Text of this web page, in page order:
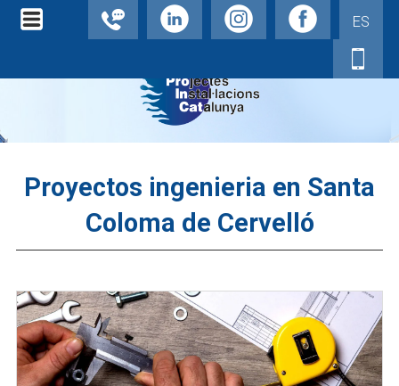
ES
Proyectos ingenieria en Santa
Coloma de Cervelló